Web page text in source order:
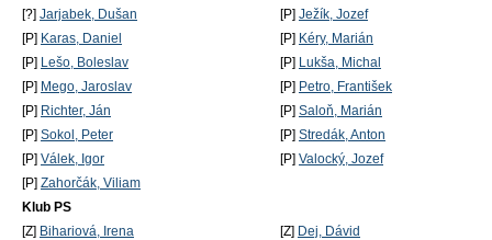
[?] Jarjabek, Dušan [P] Ježík, Jozef
[P] Karas, Daniel [P] Kéry, Marián
[P] Lešo, Boleslav [P] Lukša, Michal
[P] Mego, Jaroslav [P] Petro, František
[P] Richter, Ján [P] Saloň, Marián
[P] Sokol, Peter [P] Stredák, Anton
[P] Válek, Igor [P] Valocký, Jozef
[P] Zahorčák, Viliam
Klub PS
[Z] Bihariová, Irena [Z] Dej, Dávid